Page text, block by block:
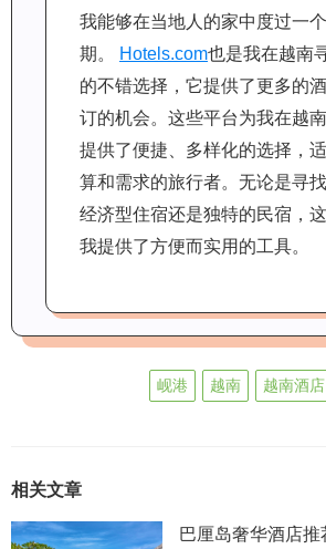
我能够在当地人的家中度过一
期。
Hotels.com也是我在越南
的不错选择，它提供了更多的
订的机会。这些平台为我在越
提供了便捷、多样化的选择，
算和需求的旅行者。无论是寻找
经济型住宿还是独特的民宿，
我提供了方便而实用的工具。
岘港 越南 越南酒店
相关文章
巴厘岛奢华酒店